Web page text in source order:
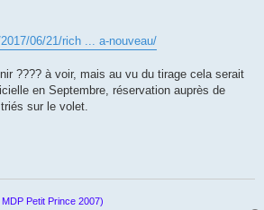
06/21/rich ... a-nouveau/
???? à voir, mais au vu du tirage cela serait
en Septembre, réservation auprès de
sur le volet.
Petit Prince 2007)